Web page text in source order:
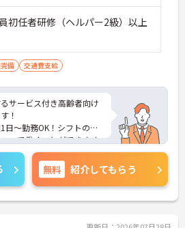
初任者研修（ヘルパー2級）以上
備 交通費支給
サービス付き高齢者向け
！
日～勤務OK！シフトの相
スで働くことができます
ため働きながら取得可能
制で、ご自身のスキルア
があり、頑張りが評価さ
す。
ざいましたら面接のポイ
無料 紹介してもらう